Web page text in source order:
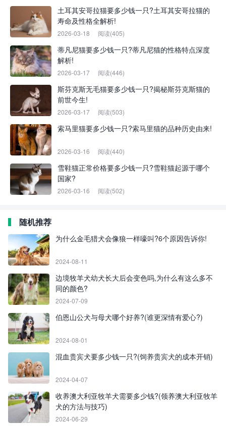
土耳其安哥拉猫要多少钱一只?土耳其安哥拉猫的
寿命及性格全解析!
2026-03-18 阅读(405)
蒂凡尼猫要多少钱一只?蒂凡尼猫的性格特点深度
解析!
2026-03-17 阅读(446)
斯芬克斯无毛猫要多少钱一只?揭秘斯芬克斯猫的
前世今生!
2026-03-17 阅读(503)
索马里猫要多少钱一只?索马里猫的品种历史由来!
2026-03-16 阅读(440)
雪鞋猫正常价格要多少钱一只?雪鞋猫起源于哪个
国家?
2026-03-16 阅读(502)
随机推荐
为什么金毛猎犬会像狼一样嚎叫?6个原因告诉你!
2024-08-11
边境牧羊犬幼犬长大后会变色吗,为什么有这么多不
同的颜色?
2024-07-09
伯恩山公犬与母犬哪个好养?(谁更深情有爱心?)
2024-08-01
混血贵宾犬要多少钱一只?(饲养贵宾犬的成本开销)
2024-04-07
收养澳大利亚牧羊犬需要多少钱?(领养澳大利亚牧羊
犬的方法与技巧)
2024-06-29